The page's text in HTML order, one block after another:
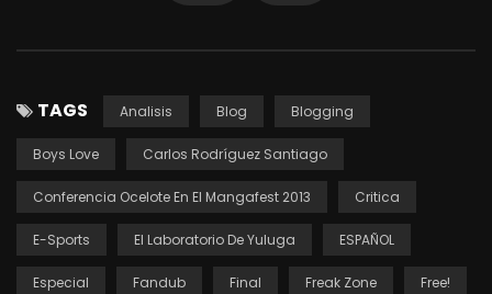
TAGS Analisis Blog Blogging
Boys Love Carlos Rodríguez Santiago
Conferencia Ocelote En El Mangafest 2013 Critica
E-Sports El Laboratorio De Yuluga ESPAÑOL
Especial Fandub Final Freak Zone Free!